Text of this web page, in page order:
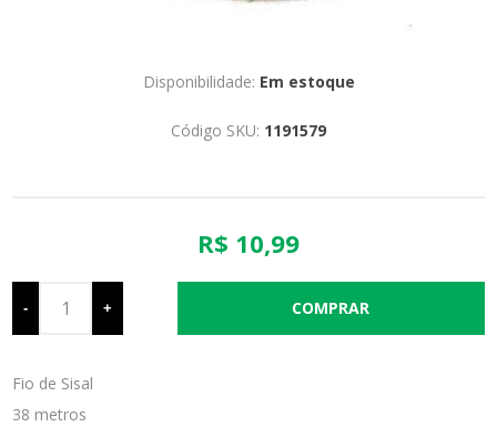
Disponibilidade: Em estoque
Código SKU: 1191579
R$ 10,99
- +
Fio de Sisal
38 metros